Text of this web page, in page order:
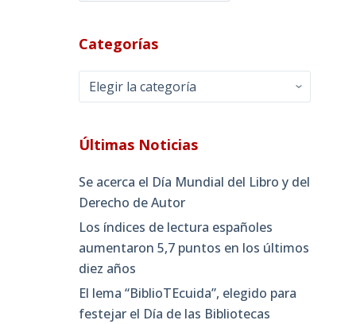
Categorías
Categorías
Últimas Noticias
Se acerca el Día Mundial del Libro y del
Derecho de Autor
Los índices de lectura españoles
aumentaron 5,7 puntos en los últimos
diez años
El lema “BiblioTEcuida”, elegido para
festejar el Día de las Bibliotecas